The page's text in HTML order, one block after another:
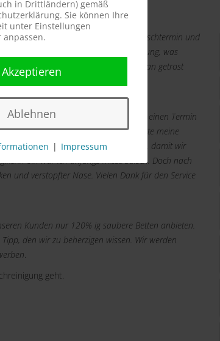
Formular ausgefüllt mit Wunschtermin und
Mitarbeiter mit 15 Minuten Verspätung, was
nur sagen "Top Service". Die kann man getrost
es aus". Per Telefon machte ich einen Termin
begann er mit seiner Arbeit. Er reinigte meine
machte er gleich einen neuen Termin, damit wir
bin war ich anfangs misstrauisch. Doch nach
und verstopfter Nase. Vielen Dank für den Service
Kunden nur 120% ig saubere Betten anbieten.
den wir zu beherzigen wissen. Wir werden
.
geht.
in Drittländern) gemäß
Sie können Ihre
unter Einstellungen
Akzeptieren
Ablehnen
| Impressum